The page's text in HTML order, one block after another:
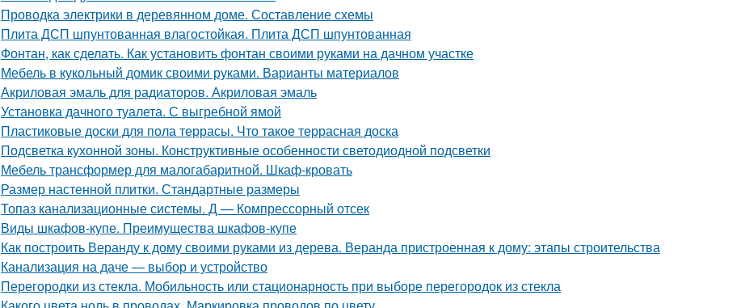
Проводка электрики в деревянном доме. Составление схемы
Плита ДСП шпунтованная влагостойкая. Плита ДСП шпунтованная
Фонтан, как сделать. Как установить фонтан своими руками на дачном участке
Мебель в кукольный домик своими руками. Варианты материалов
Акриловая эмаль для радиаторов. Акриловая эмаль
Установка дачного туалета. С выгребной ямой
Пластиковые доски для пола террасы. Что такое террасная доска
Подсветка кухонной зоны. Конструктивные особенности светодиодной подсветки
Мебель трансформер для малогабаритной. Шкаф-кровать
Размер настенной плитки. Стандартные размеры
Топаз канализационные системы. Д — Компрессорный отсек
Виды шкафов-купе. Преимущества шкафов-купе
Как построить Веранду к дому своими руками из дерева. Веранда пристроенная к дому: этапы строительства
Канализация на даче — выбор и устройство
Перегородки из стекла. Мобильность или стационарность при выборе перегородок из стекла